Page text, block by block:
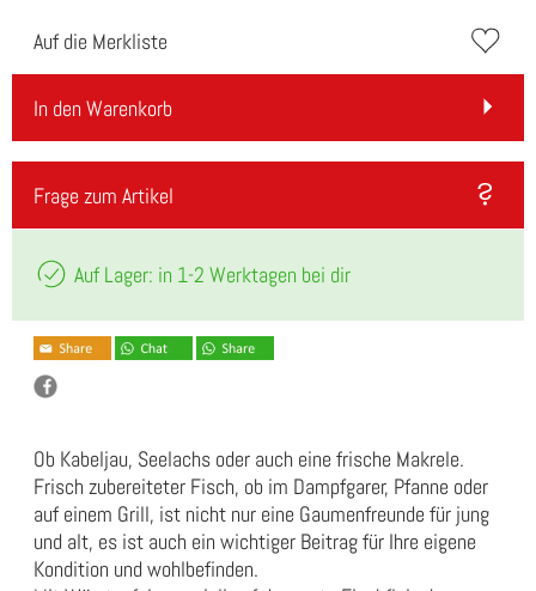
Auf die Merkliste
In den Warenkorb
Frage zum Artikel
Auf Lager: in 1-2 Werktagen bei dir
Ob Kabeljau, Seelachs oder auch eine frische Makrele.
Frisch zubereiteter Fisch, ob im Dampfgarer, Pfanne oder
auf einem Grill, ist nicht nur eine Gaumenfreunde für jung
und alt, es ist auch ein wichtiger Beitrag für Ihre eigene
Kondition und wohlbefinden.